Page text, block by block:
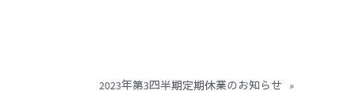
2023年第3四半期定期休業のお知らせ »